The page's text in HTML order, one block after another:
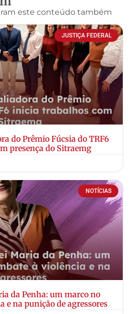
este conteúdo também
JUSTIÇA FEDERAL
do Prêmio Fúcsia do TRF6
presença do Sitraemg
NOTÍCIAS
da Penha: um marco no
e na punição de agressores